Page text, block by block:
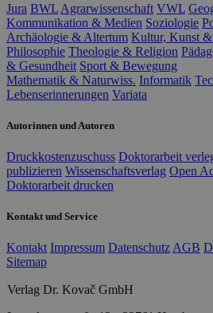
Jura BWL Agrarwissenschaft VWL
Kommunikation & Medien Soziologie
Archäologie & Altertum Kultur, Kunst
Philosophie Theologie & Religion
& Gesundheit Sport & Bewegung
Mathematik & Naturwiss. Informatik
Lebenserinnerungen Variata
Autorinnen und Autoren
Druckkostenzuschuss Doktorarbeit
publizieren Wissenschaftsverlag Open
Doktorarbeit drucken
Kontakt und Service
Kontakt Impressum Datenschutz AGB
Sitemap
Verlag Dr. Kovač GmbH